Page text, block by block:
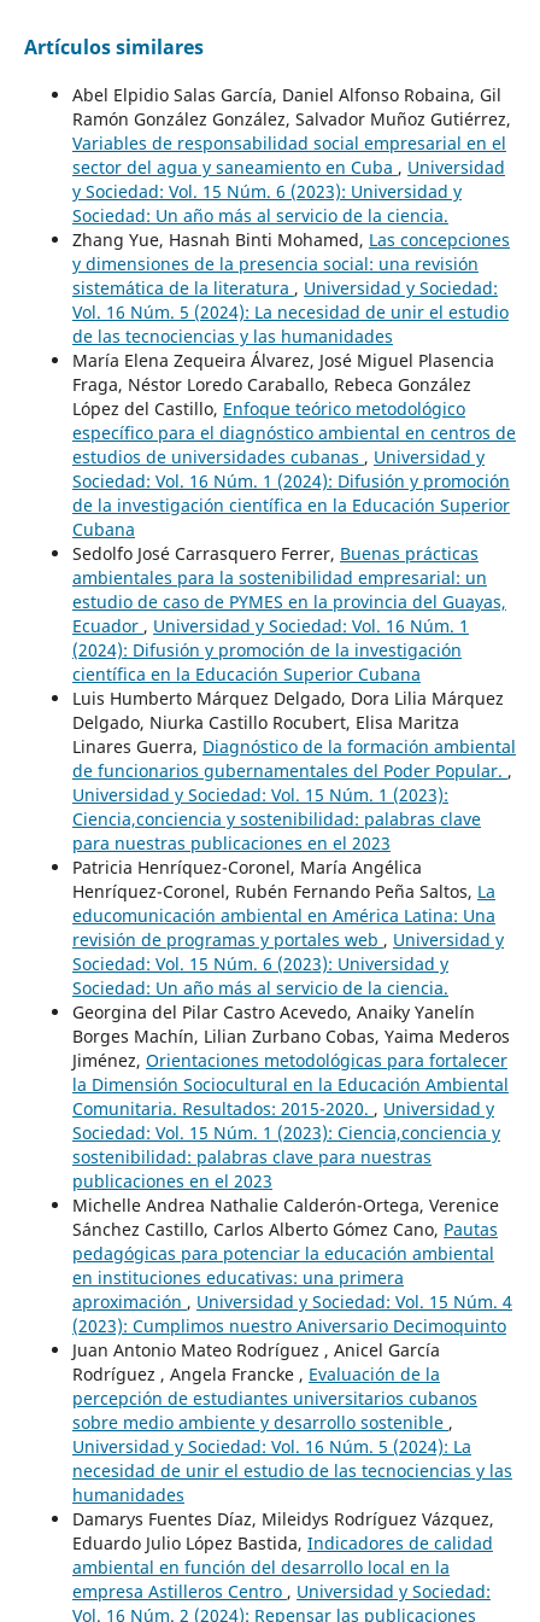
Artículos similares
Abel Elpidio Salas García, Daniel Alfonso Robaina, Gil
Ramón González González, Salvador Muñoz Gutiérrez,
Variables de responsabilidad social empresarial en el
sector del agua y saneamiento en Cuba , Universidad
y Sociedad: Vol. 15 Núm. 6 (2023): Universidad y
Sociedad: Un año más al servicio de la ciencia.
Zhang Yue, Hasnah Binti Mohamed, Las concepciones
y dimensiones de la presencia social: una revisión
sistemática de la literatura , Universidad y Sociedad:
Vol. 16 Núm. 5 (2024): La necesidad de unir el estudio
de las tecnociencias y las humanidades
María Elena Zequeira Álvarez, José Miguel Plasencia
Fraga, Néstor Loredo Caraballo, Rebeca González
López del Castillo, Enfoque teórico metodológico
específico para el diagnóstico ambiental en centros de
estudios de universidades cubanas , Universidad y
Sociedad: Vol. 16 Núm. 1 (2024): Difusión y promoción
de la investigación científica en la Educación Superior
Cubana
Sedolfo José Carrasquero Ferrer, Buenas prácticas
ambientales para la sostenibilidad empresarial: un
estudio de caso de PYMES en la provincia del Guayas,
Ecuador , Universidad y Sociedad: Vol. 16 Núm. 1
(2024): Difusión y promoción de la investigación
científica en la Educación Superior Cubana
Luis Humberto Márquez Delgado, Dora Lilia Márquez
Delgado, Niurka Castillo Rocubert, Elisa Maritza
Linares Guerra, Diagnóstico de la formación ambiental
de funcionarios gubernamentales del Poder Popular. ,
Universidad y Sociedad: Vol. 15 Núm. 1 (2023):
Ciencia,conciencia y sostenibilidad: palabras clave
para nuestras publicaciones en el 2023
Patricia Henríquez-Coronel, María Angélica
Henríquez-Coronel, Rubén Fernando Peña Saltos, La
educomunicación ambiental en América Latina: Una
revisión de programas y portales web , Universidad y
Sociedad: Vol. 15 Núm. 6 (2023): Universidad y
Sociedad: Un año más al servicio de la ciencia.
Georgina del Pilar Castro Acevedo, Anaiky Yanelín
Borges Machín, Lilian Zurbano Cobas, Yaima Mederos
Jiménez, Orientaciones metodológicas para fortalecer
la Dimensión Sociocultural en la Educación Ambiental
Comunitaria. Resultados: 2015-2020. , Universidad y
Sociedad: Vol. 15 Núm. 1 (2023): Ciencia,conciencia y
sostenibilidad: palabras clave para nuestras
publicaciones en el 2023
Michelle Andrea Nathalie Calderón-Ortega, Verenice
Sánchez Castillo, Carlos Alberto Gómez Cano, Pautas
pedagógicas para potenciar la educación ambiental
en instituciones educativas: una primera
aproximación , Universidad y Sociedad: Vol. 15 Núm. 4
(2023): Cumplimos nuestro Aniversario Decimoquinto
Juan Antonio Mateo Rodríguez , Anicel García
Rodríguez , Angela Francke , Evaluación de la
percepción de estudiantes universitarios cubanos
sobre medio ambiente y desarrollo sostenible ,
Universidad y Sociedad: Vol. 16 Núm. 5 (2024): La
necesidad de unir el estudio de las tecnociencias y las
humanidades
Damarys Fuentes Díaz, Mileidys Rodríguez Vázquez,
Eduardo Julio López Bastida, Indicadores de calidad
ambiental en función del desarrollo local en la
empresa Astilleros Centro , Universidad y Sociedad:
Vol. 16 Núm. 2 (2024): Repensar las publicaciones